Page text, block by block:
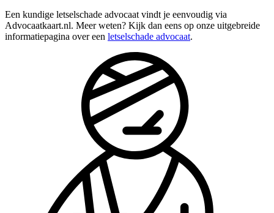
Een kundige letselschade advocaat vindt je eenvoudig via
Advocaatkaart.nl. Meer weten? Kijk dan eens op onze uitgebreide
informatiepagina over een letselschade advocaat.